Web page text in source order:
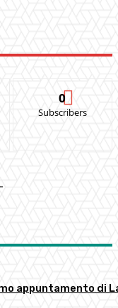
0
Subscribers
appuntamento di